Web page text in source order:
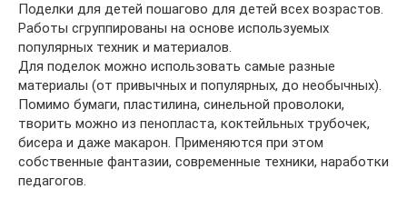
Поделки для детей пошагово для детей всех возрастов.
Работы сгруппированы на основе используемых
популярных техник и материалов.
Для поделок можно использовать самые разные
материалы (от привычных и популярных, до необычных).
Помимо бумаги, пластилина, синельной проволоки,
творить можно из пенопласта, коктейльных трубочек,
бисера и даже макарон. Применяются при этом
собственные фантазии, современные техники, наработки
педагогов.